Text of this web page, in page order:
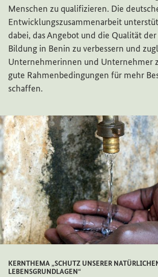
Menschen zu qualifizieren. Die
Entwicklungszusammenarbeit
dabei, das Angebot und die Qualität
Bildung in Benin zu verbessern und
Unternehmerinnen und Unternehmer
gute Rahmenbedingungen für mehr
schaffen.
KERNTHEMA „SCHUTZ UNSERER
LEBENSGRUNDLAGEN“